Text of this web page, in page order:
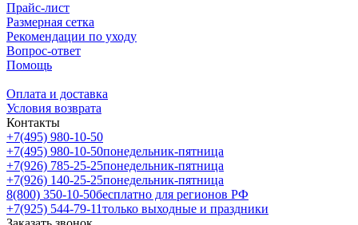
Прайс-лист
Размерная сетка
Рекомендации по уходу
Вопрос-ответ
Помощь
Оплата и доставка
Условия возврата
Контакты
+7(495) 980-10-50
+7(495) 980-10-50понедельник-пятница
+7(926) 785-25-25понедельник-пятница
+7(926) 140-25-25понедельник-пятница
8(800) 350-10-50бесплатно для регионов РФ
+7(925) 544-79-11только выходные и праздники